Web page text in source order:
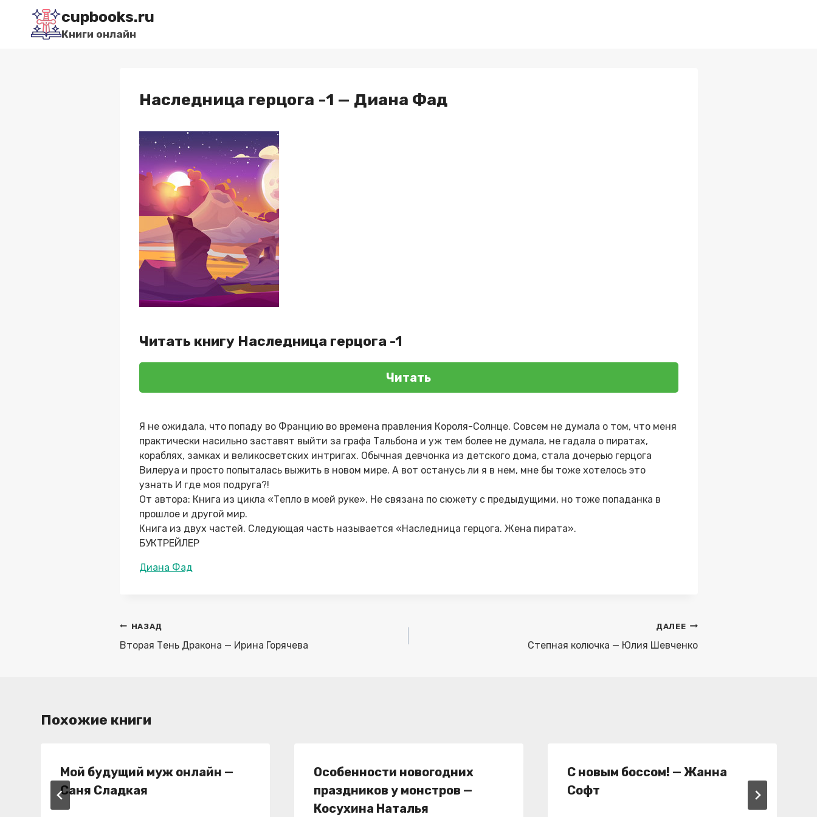
Перейти
содержимому
cupbooks.ru
Книги онлайн
Наследница герцога -1 — Диана Фад
Читать книгу Наследница герцога -1
Читать
Я не ожидала, что попаду во Францию во времена правления Короля-Солнце. Совсем не думала о том, что меня
практически насильно заставят выйти за графа Тальбона и уж тем более не думала, не гадала о пиратах,
кораблях, замках и великосветских интригах. Обычная девчонка из детского дома, стала дочерью герцога
Вилеруа и просто попыталась выжить в новом мире. А вот останусь ли я в нем, мне бы тоже хотелось это
узнать И где моя подруга?!
От автора: Книга из цикла «Тепло в моей руке». Не связана по сюжету с предыдущими, но тоже попаданка в
прошлое и другой мир.
Книга из двух частей. Следующая часть называется «Наследница герцога. Жена пирата».
БУКТРЕЙЛЕР
Метки
Диана Фад
Навигация
по
НАЗАД
Вторая Тень Дракона — Ирина Горячева
ДАЛЕЕ
Степная колючка — Юлия Шевченко
Похожие книги
Мой будущий муж онлайн —
Саня Сладкая
Особенности новогодних
праздников у монстров —
Косухина Наталья
С новым боссом! — Жанна
Софт